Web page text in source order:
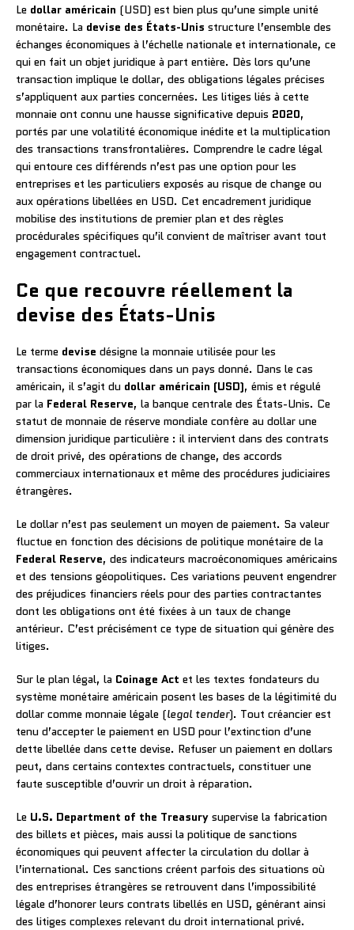
Le dollar américain (USD) est bien plus qu’une simple unité
monétaire. La devise des États-Unis structure l’ensemble des
échanges économiques à l’échelle nationale et internationale, ce
qui en fait un objet juridique à part entière. Dès lors qu’une
transaction implique le dollar, des obligations légales précises
s’appliquent aux parties concernées. Les litiges liés à cette
monnaie ont connu une hausse significative depuis 2020,
portés par une volatilité économique inédite et la multiplication
des transactions transfrontalières. Comprendre le cadre légal
qui entoure ces différends n’est pas une option pour les
entreprises et les particuliers exposés au risque de change ou
aux opérations libellées en USD. Cet encadrement juridique
mobilise des institutions de premier plan et des règles
procédurales spécifiques qu’il convient de maîtriser avant tout
engagement contractuel.
Ce que recouvre réellement la
devise des États-Unis
Le terme devise désigne la monnaie utilisée pour les
transactions économiques dans un pays donné. Dans le cas
américain, il s’agit du dollar américain (USD), émis et régulé
par la Federal Reserve, la banque centrale des États-Unis. Ce
statut de monnaie de réserve mondiale confère au dollar une
dimension juridique particulière : il intervient dans des contrats
de droit privé, des opérations de change, des accords
commerciaux internationaux et même des procédures judiciaires
étrangères.
Le dollar n’est pas seulement un moyen de paiement. Sa valeur
fluctue en fonction des décisions de politique monétaire de la
Federal Reserve, des indicateurs macroéconomiques américains
et des tensions géopolitiques. Ces variations peuvent engendrer
des préjudices financiers réels pour des parties contractantes
dont les obligations ont été fixées à un taux de change
antérieur. C’est précisément ce type de situation qui génère des
litiges.
Sur le plan légal, la Coinage Act et les textes fondateurs du
système monétaire américain posent les bases de la légitimité du
dollar comme monnaie légale (legal tender). Tout créancier est
tenu d’accepter le paiement en USD pour l’extinction d’une
dette libellée dans cette devise. Refuser un paiement en dollars
peut, dans certains contextes contractuels, constituer une
faute susceptible d’ouvrir un droit à réparation.
Le U.S. Department of the Treasury supervise la fabrication
des billets et pièces, mais aussi la politique de sanctions
économiques qui peuvent affecter la circulation du dollar à
l’international. Ces sanctions créent parfois des situations où
des entreprises étrangères se retrouvent dans l’impossibilité
légale d’honorer leurs contrats libellés en USD, générant ainsi
des litiges complexes relevant du droit international privé.